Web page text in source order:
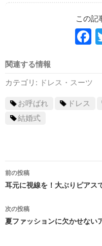
関連する情報
カテゴリ: ドレス・スーツ
お呼ばれ ドレス
結婚式
投
稿
ナ
前の投稿
耳元に視線を！大ぶりピアス
次の投稿
夏ファッションに欠かせない